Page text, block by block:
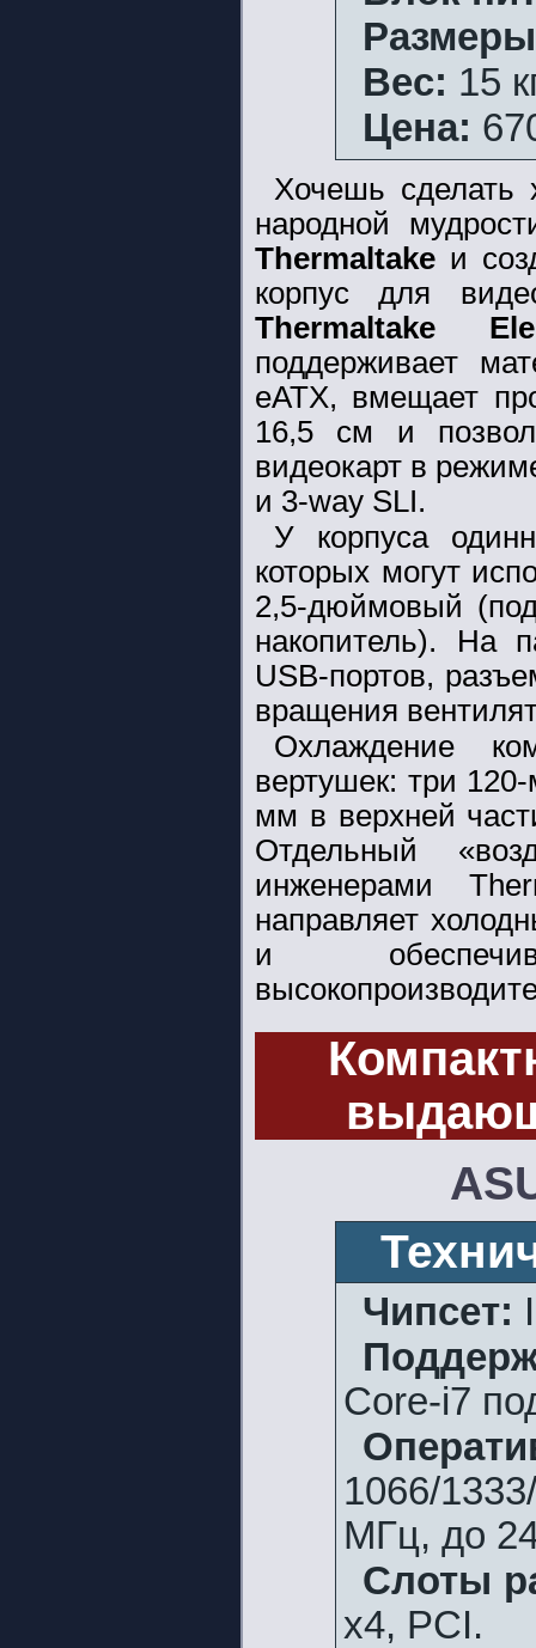
Вес: 15
Цена:
Хочешь
народной
Thermaltake и
корпус для
Thermaltake
поддерживает
eATX, вмещает
16,5 см и
видеокарт в
и 3-way SLI.
У корпуса
которых могут
2,5-дюймовый
накопитель). На
USB-портов,
вращения
Охлаждение
вертушек: три
мм в верхней
Отдельный
инженерами
направляет
и
Чипсет:
Core-i7
1066/
МГц, до
Слоты
х4, PCI.